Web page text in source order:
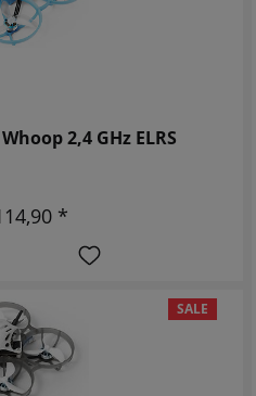
2,4 GHz ELRS
*
SALE